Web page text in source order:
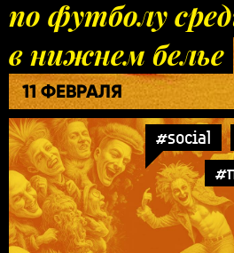
по футболу
в нижнем белье
11 ФЕВРАЛЯ
#social